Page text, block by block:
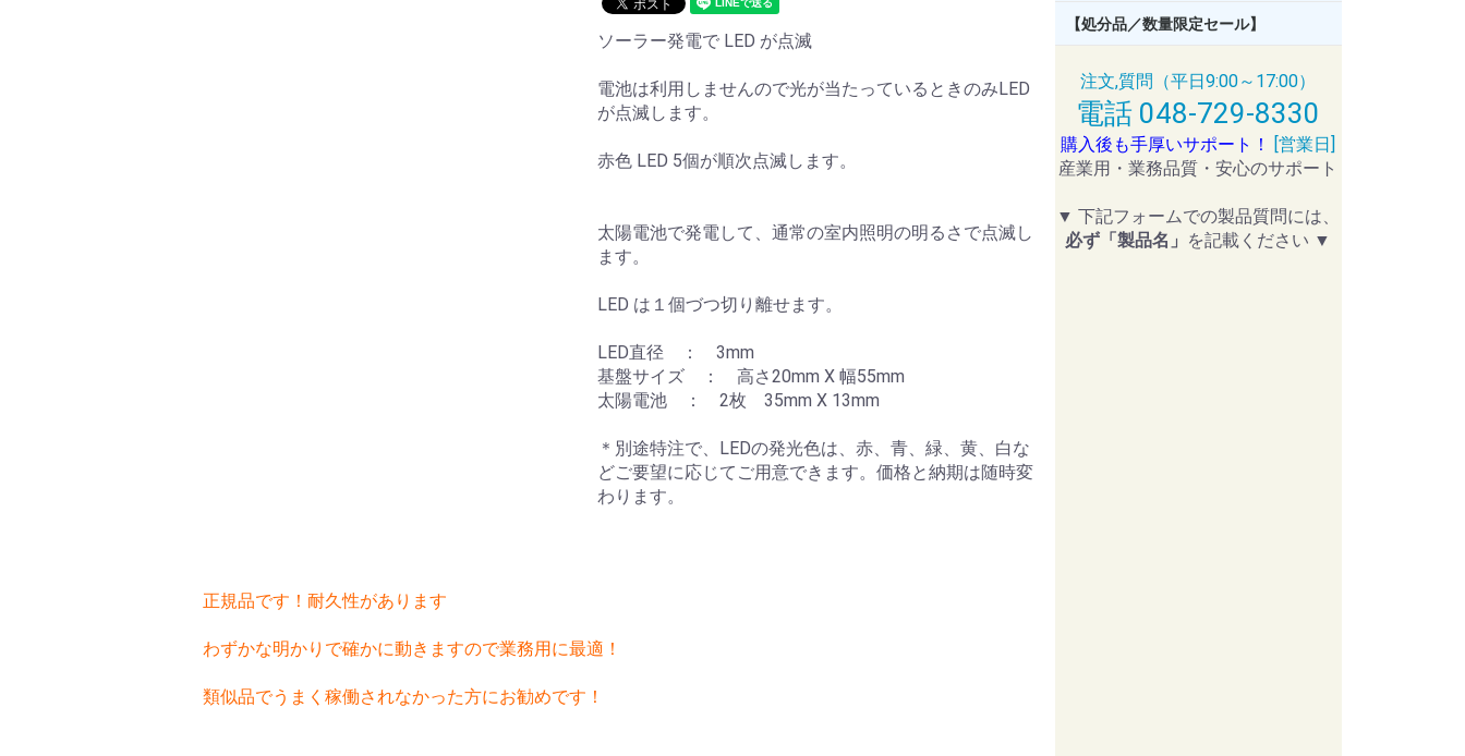
ソーラー発電で LED が点滅
電池は利用しませんので光が当たっているときのみLED
が点滅します。
赤色 LED 5個が順次点滅します。
太陽電池で発電して、通常の室内照明の明るさで点滅し
ます。
LED は１個づつ切り離せます。
LED直径 ： 3mm
基盤サイズ ： 高さ20mm X 幅55mm
太陽電池 ： 2枚 35mm X 13mm
＊別途特注で、LEDの発光色は、赤、青、緑、黄、白な
どご要望に応じてご用意できます。価格と納期は随時変
わります。
正規品です！耐久性があります
わずかな明かりで確かに動きますので業務用に最適！
類似品でうまく稼働されなかった方にお勧めです！
【処分品／数量限定セール】
注文,質問（平日9:00～17:00）
電話 048-729-8330
購入後も手厚いサポート！
[営業日]
産業用・業務品質・安心のサポート
▼ 下記フォームでの製品質問には、
必ず「製品名」 を記載ください ▼